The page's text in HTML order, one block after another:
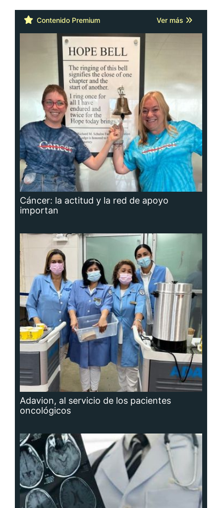
Contenido Premium Ver más
Cáncer: la actitud y la red de apoyo
importan
Adavion, al servicio de los pacientes
oncológicos